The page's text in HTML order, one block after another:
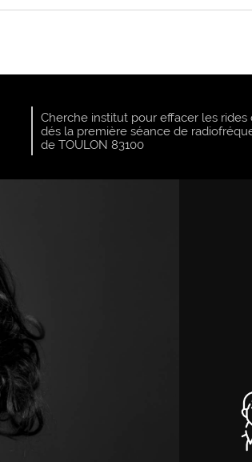
Cherche institut pour effacer les rides
dés la première séance de
de TOULON 83100